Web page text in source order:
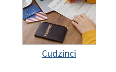
Cudzinci